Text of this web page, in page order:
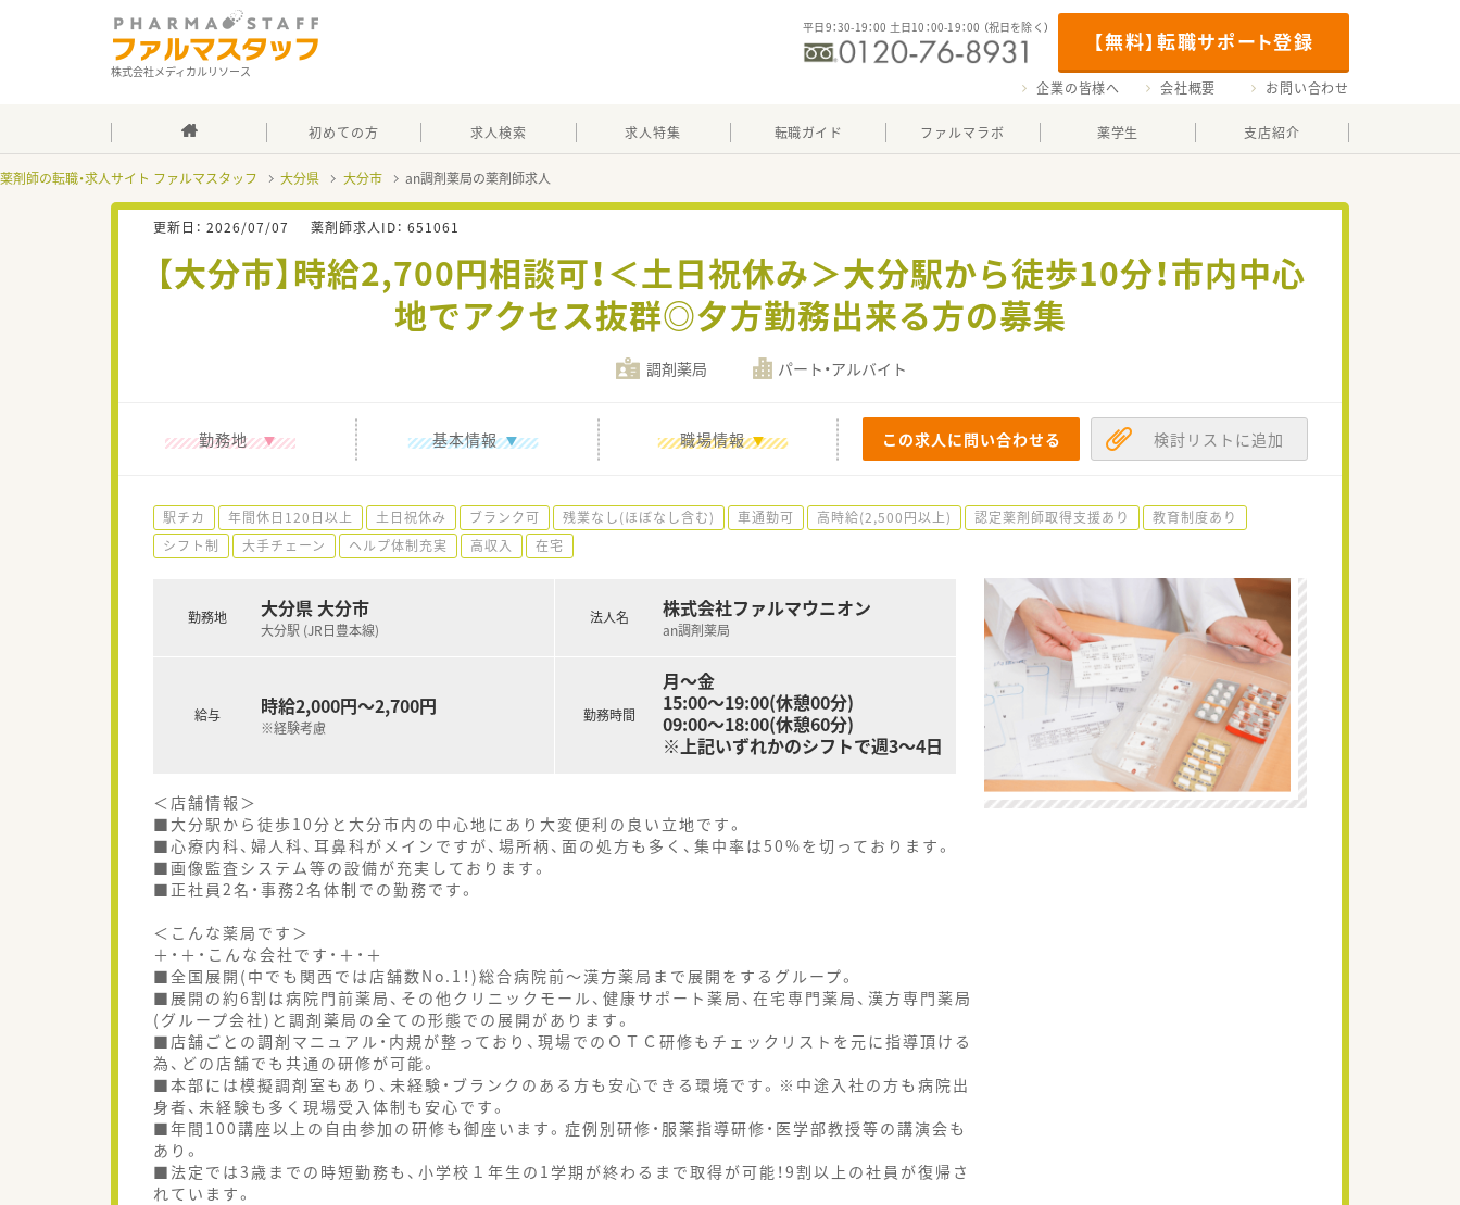
株式会社メディカルリソース
【無料】転職サポート登録
平日9：30-19：00 土日10：00-19：00 （祝日を除く）
企業の皆様へ 会社概要 お問い合わせ
初めての方 求人検索 求人特集 転職ガイド ファルマラボ 薬学生 支店紹介
薬剤師の転職・求人サイト ファルマスタッフ 大分県 大分市 an調剤薬局の薬剤師求人
更新日： 2026/07/07 薬剤師求人ID： 651061
【大分市】時給2,700円相談可！＜土日祝休み＞大分駅から徒歩10分！市内中心
地でアクセス抜群◎夕方勤務出来る方の募集
調剤薬局 パート・アルバイト
勤務地 基本情報 職場情報 この求人に問い合わせる 検討リストに追加
駅チカ 年間休日120日以上 土日祝休み ブランク可 残業なし(ほぼなし含む) 車通勤可 高時給(2,500円以上) 認定薬剤師取得支援あり
教育制度あり
シフト制
大手チェーン ヘルプ体制充実 高収入 在宅
勤務地 大分県 大分市
大分駅 (JR日豊本線)
給与 時給2,000円～2,700円
※経験考慮
法人名 株式会社ファルマウニオン
an調剤薬局
勤務時間
月～金
15:00～19:00(休憩00分)
09:00～18:00(休憩60分)
※上記いずれかのシフトで週3～4日
＜店舗情報＞
■大分駅から徒歩10分と大分市内の中心地にあり大変便利の良い立地です。
■心療内科、婦人科、耳鼻科がメインですが、場所柄、面の処方も多く、集中率は50%を切っております。
■画像監査システム等の設備が充実しております。
■正社員2名・事務2名体制での勤務です。
＜こんな薬局です＞
＋・＋・こんな会社です・＋・＋
■全国展開(中でも関西では店舗数No.1！)総合病院前～漢方薬局まで展開をするグループ。
■展開の約6割は病院門前薬局、その他クリニックモール、健康サポート薬局、在宅専門薬局、漢方専門薬局
(グループ会社)と調剤薬局の全ての形態での展開があります。
■店舗ごとの調剤マニュアル・内規が整っており、現場でのＯＴＣ研修もチェックリストを元に指導頂ける
為、どの店舗でも共通の研修が可能。
■本部には模擬調剤室もあり、未経験・ブランクのある方も安心できる環境です。※中途入社の方も病院出
身者、未経験も多く現場受入体制も安心です。
■年間100講座以上の自由参加の研修も御座います。症例別研修・服薬指導研修・医学部教授等の講演会も
あり。
■法定では3歳までの時短勤務も、小学校１年生の1学期が終わるまで取得が可能！9割以上の社員が復帰さ
れています。